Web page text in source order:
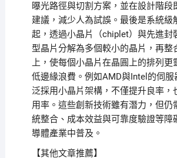
曝光路徑與切割方案，並在設計階段
建議，減少人為試誤。最後是系統級
起，透過小晶片（chiplet）與先進封
型晶片分解為多個較小的晶片，再整
上，使每個小晶片在晶圓上的排列更
低邊緣浪費。例如AMD與Intel的伺服
泛採用小晶片架構，不僅提升良率，
用率。這些創新技術雖有潛力，但仍
統整合、成本效益與可靠度驗證等障
導體產業中普及。
【其他文章推薦】